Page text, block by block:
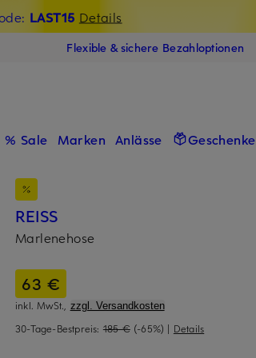
LAST15 Details
sichern
Flexible & sichere Bezahloptionen
% Sale Marken Anlässe Geschenke
REISS
Marlenehose
63 €
inkl. MwSt., zzgl. Versandkosten
30-Tage-Bestpreis: 185 € (-65%) | Details